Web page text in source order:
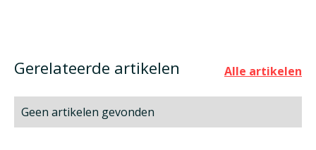
Gerelateerde artikelen Alle artikelen
Geen artikelen gevonden